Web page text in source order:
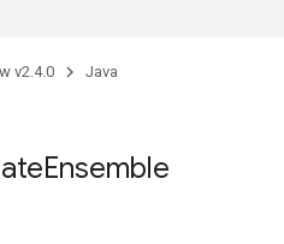
v2.4.0 Java
Ensemble